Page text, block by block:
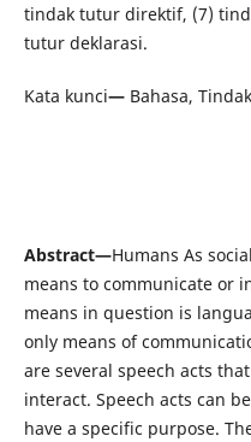
tindak tutur direktif, (7)
tutur deklarasi.
Kata kunci—Bahasa,
Abstract—Humans As
means to communicate or
means in question is
only means of
are several speech acts
interact. Speech acts can
have a specific purpose.